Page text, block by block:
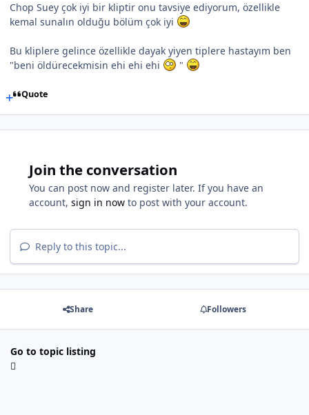
Chop Suey çok iyi bir kliptir onu tavsiye ediyorum, özellikle
kemal sunalın olduğu bölüm çok iyi
Bu kliplere gelince özellikle dayak yiyen tiplere hastayım ben
"beni öldürecekmisin ehi ehi ehi
"
Quote
Join the conversation
You can post now and register later. If you have an
account, sign in now to post with your account.
Reply to this topic...
Share Followers
Go to topic listing